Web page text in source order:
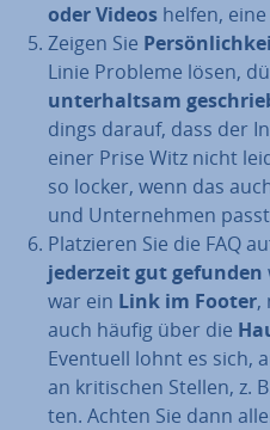
oder Videos helfen,
Zeigen Sie
Linie Probleme lösen,
un­ter­halt­sam
dings darauf, dass der
einer Prise Witz nicht
so locker, wenn das
und Un­ter­neh­men
Plat­zie­ren Sie die FAQ
jederzeit gut gefunden
war ein Link im Footer,
auch häufig über die
Eventuell lohnt es sich,
an kri­ti­schen Stellen, z.
ten. Achten Sie dann